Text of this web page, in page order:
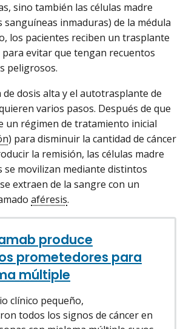
sino también las células madre
sanguíneas inmaduras) de la médula
los pacientes reciben un trasplante
para evitar que tengan recuentos
peligrosos.
dosis alta y el autotrasplante de
varios pasos. Después de que
un régimen de tratamiento inicial
) para disminuir la cantidad de cáncer
la remisión, las células madre
se movilizan mediante distintos
extraen de la sangre con un
aféresis.
produce
prometedores para
múltiple
clínico pequeño,
todos los signos de cáncer en